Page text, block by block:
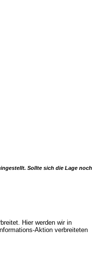
Sollte sich die Lage noch
Hier werden wir in
Aktion verbreiteten